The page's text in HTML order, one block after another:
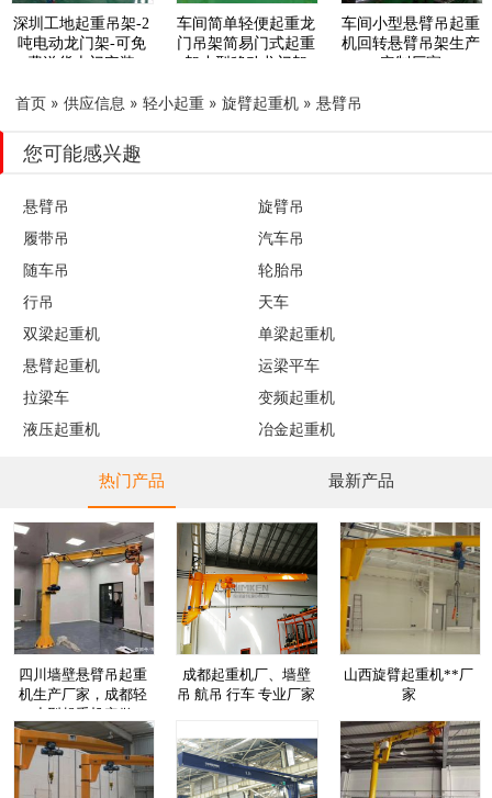
深圳工地起重吊架-2
吨电动龙门架-可免
费送货上门安装
车间简单轻便起重龙
门吊架简易门式起重
架小型移动龙门架
车间小型悬臂吊起重
机回转悬臂吊架生产
定制厂家
首页 » 供应信息 » 轻小起重 » 旋臂起重机 » 悬臂吊
您可能感兴趣
悬臂吊
旋臂吊
履带吊
汽车吊
随车吊
轮胎吊
行吊
天车
双梁起重机
单梁起重机
悬臂起重机
运梁平车
拉梁车
变频起重机
液压起重机
冶金起重机
热门产品 最新产品
四川墙壁悬臂吊起重
机生产厂家，成都轻
小型起重机定做
成都起重机厂、墙壁
吊 航吊 行车 专业厂家
山西旋臂起重机**厂
家